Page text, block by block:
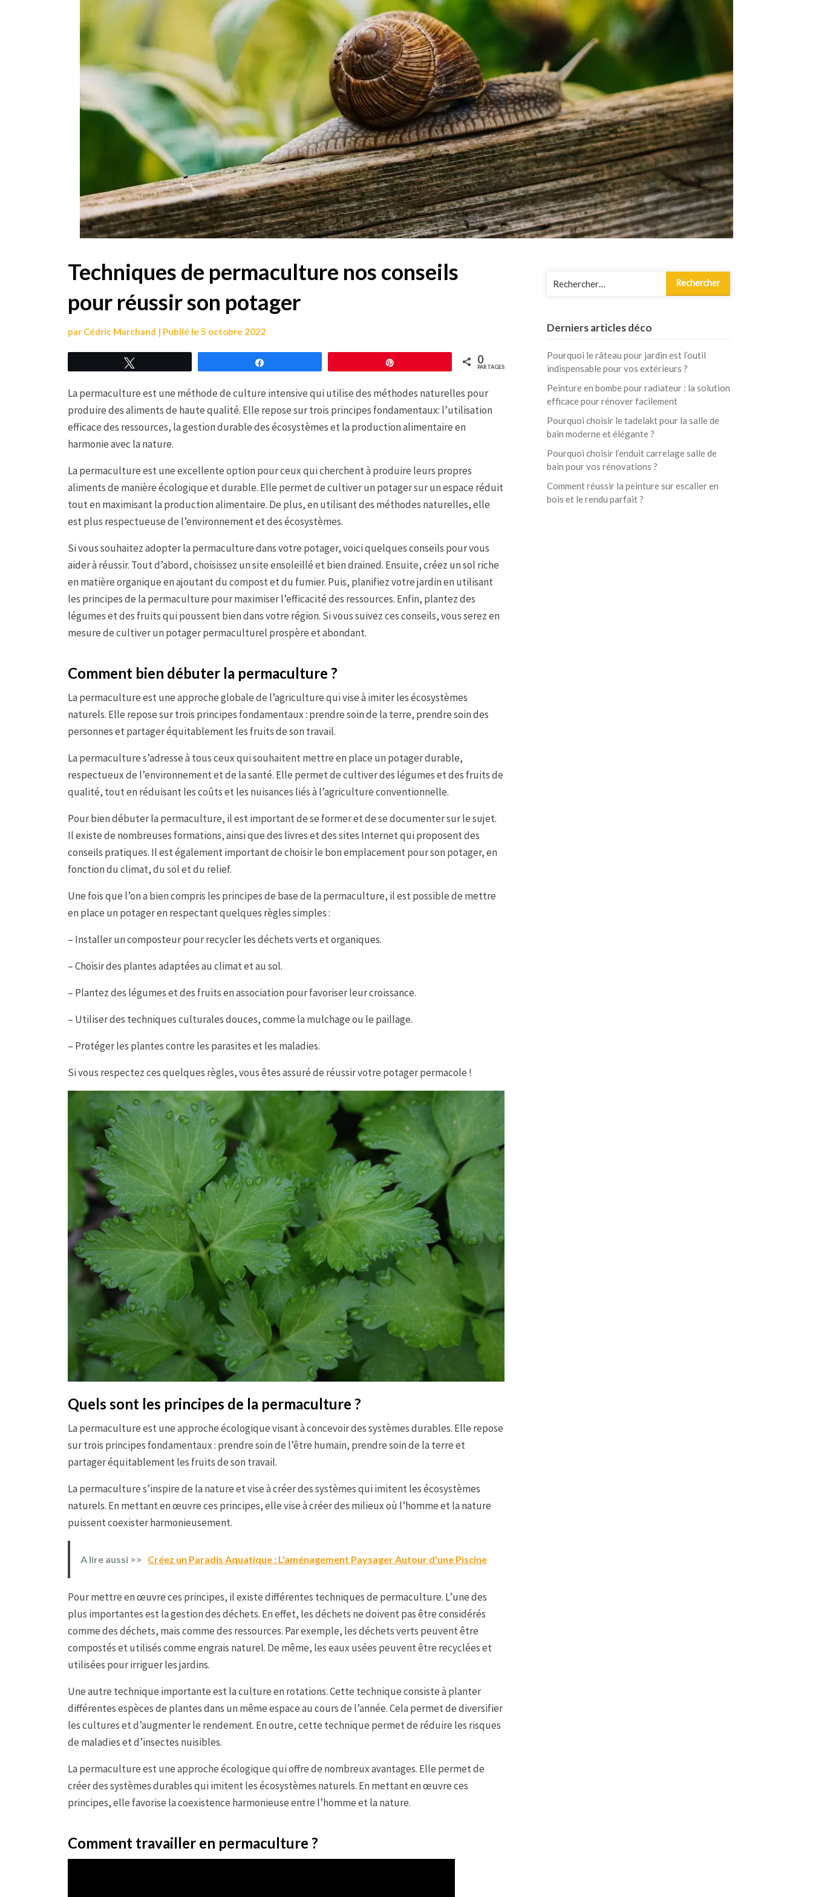
Techniques de permaculture nos conseils
pour réussir son potager
par Cédric Marchand | Publié le 5 octobre 2022
0
PARTAGES
La permaculture est une méthode de culture intensive qui utilise des méthodes naturelles pour
produire des aliments de haute qualité. Elle repose sur trois principes fondamentaux: l’utilisation
efficace des ressources, la gestion durable des écosystèmes et la production alimentaire en
harmonie avec la nature.
La permaculture est une excellente option pour ceux qui cherchent à produire leurs propres
aliments de manière écologique et durable. Elle permet de cultiver un potager sur un espace réduit
tout en maximisant la production alimentaire. De plus, en utilisant des méthodes naturelles, elle
est plus respectueuse de l’environnement et des écosystèmes.
Si vous souhaitez adopter la permaculture dans votre potager, voici quelques conseils pour vous
aider à réussir. Tout d’abord, choisissez un site ensoleillé et bien drained. Ensuite, créez un sol riche
en matière organique en ajoutant du compost et du fumier. Puis, planifiez votre jardin en utilisant
les principes de la permaculture pour maximiser l’efficacité des ressources. Enfin, plantez des
légumes et des fruits qui poussent bien dans votre région. Si vous suivez ces conseils, vous serez en
mesure de cultiver un potager permaculturel prospère et abondant.
Comment bien débuter la permaculture ?
La permaculture est une approche globale de l’agriculture qui vise à imiter les écosystèmes
naturels. Elle repose sur trois principes fondamentaux : prendre soin de la terre, prendre soin des
personnes et partager équitablement les fruits de son travail.
La permaculture s’adresse à tous ceux qui souhaitent mettre en place un potager durable,
respectueux de l’environnement et de la santé. Elle permet de cultiver des légumes et des fruits de
qualité, tout en réduisant les coûts et les nuisances liés à l’agriculture conventionnelle.
Pour bien débuter la permaculture, il est important de se former et de se documenter sur le sujet.
Il existe de nombreuses formations, ainsi que des livres et des sites Internet qui proposent des
conseils pratiques. Il est également important de choisir le bon emplacement pour son potager, en
fonction du climat, du sol et du relief.
Une fois que l’on a bien compris les principes de base de la permaculture, il est possible de mettre
en place un potager en respectant quelques règles simples :
– Installer un composteur pour recycler les déchets verts et organiques.
– Choisir des plantes adaptées au climat et au sol.
– Plantez des légumes et des fruits en association pour favoriser leur croissance.
– Utiliser des techniques culturales douces, comme la mulchage ou le paillage.
– Protéger les plantes contre les parasites et les maladies.
Si vous respectez ces quelques règles, vous êtes assuré de réussir votre potager permacole !
Quels sont les principes de la permaculture ?
La permaculture est une approche écologique visant à concevoir des systèmes durables. Elle repose
sur trois principes fondamentaux : prendre soin de l’être humain, prendre soin de la terre et
partager équitablement les fruits de son travail.
La permaculture s’inspire de la nature et vise à créer des systèmes qui imitent les écosystèmes
naturels. En mettant en œuvre ces principes, elle vise à créer des milieux où l’homme et la nature
puissent coexister harmonieusement.
A lire aussi >> Créez un Paradis Aquatique : L'aménagement Paysager Autour d'une Piscine
Pour mettre en œuvre ces principes, il existe différentes techniques de permaculture. L’une des
plus importantes est la gestion des déchets. En effet, les déchets ne doivent pas être considérés
comme des déchets, mais comme des ressources. Par exemple, les déchets verts peuvent être
compostés et utilisés comme engrais naturel. De même, les eaux usées peuvent être recyclées et
utilisées pour irriguer les jardins.
Une autre technique importante est la culture en rotations. Cette technique consiste à planter
différentes espèces de plantes dans un même espace au cours de l’année. Cela permet de diversifier
les cultures et d’augmenter le rendement. En outre, cette technique permet de réduire les risques
de maladies et d’insectes nuisibles.
La permaculture est une approche écologique qui offre de nombreux avantages. Elle permet de
créer des systèmes durables qui imitent les écosystèmes naturels. En mettant en œuvre ces
principes, elle favorise la coexistence harmonieuse entre l’homme et la nature.
Comment travailler en permaculture ?
Derniers articles déco
Pourquoi le râteau pour jardin est l’outil
indispensable pour vos extérieurs ?
Peinture en bombe pour radiateur : la solution
efficace pour rénover facilement
Pourquoi choisir le tadelakt pour la salle de
bain moderne et élégante ?
Pourquoi choisir l’enduit carrelage salle de
bain pour vos rénovations ?
Comment réussir la peinture sur escalier en
bois et le rendu parfait ?